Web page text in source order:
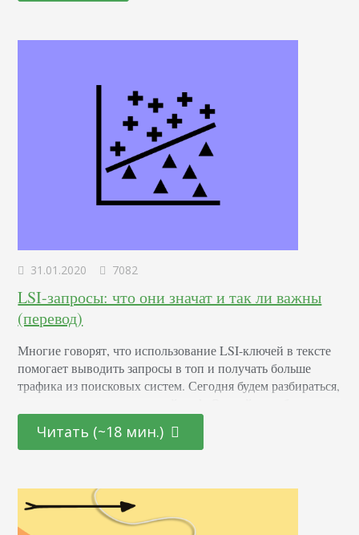
Google Analytics При отслеживании Google…
31.01.2020 7082
LSI-запросы: что они значат и так ли важны
(перевод)
Многие говорят, что использование LSI-ключей в тексте
помогает выводить запросы в топ и получать больше
трафика из поисковых систем. Сегодня будем разбираться,
статью про LSI и увидите в ней: что Google использует
технологию для индексации страниц; соответственно,
запросы Речь…
Читать (~18 мин.)